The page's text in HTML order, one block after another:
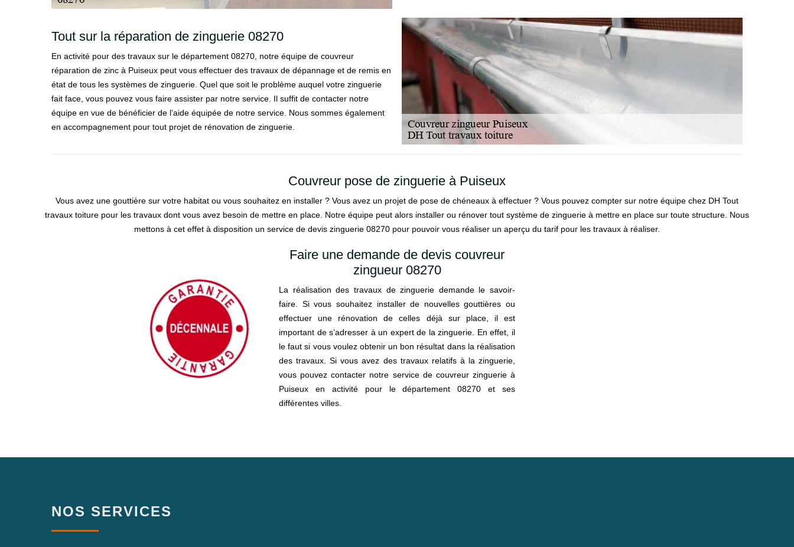
Tout sur la réparation de zinguerie 08270
En activité pour des travaux sur le département 08270, notre équipe de couvreur
réparation de zinc à Puiseux peut vous effectuer des travaux de dépannage et de remis en
état de tous les systèmes de zinguerie. Quel que soit le problème auquel votre zinguerie
fait face, vous pouvez vous faire assister par notre service. Il suffit de contacter notre
équipe en vue de bénéficier de l’aide équipée de notre service. Nous sommes également
en accompagnement pour tout projet de rénovation de zinguerie.
Couvreur pose de zinguerie à Puiseux
Vous avez une gouttière sur votre habitat ou vous souhaitez en installer ? Vous avez un projet de pose de chéneaux à effectuer ? Vous pouvez compter sur notre équipe chez DH Tout
travaux toiture pour les travaux dont vous avez besoin de mettre en place. Notre équipe peut alors installer ou rénover tout système de zinguerie à mettre en place sur toute structure. Nous
mettons à cet effet à disposition un service de devis zinguerie 08270 pour pouvoir vous réaliser un aperçu du tarif pour les travaux à réaliser.
Faire une demande de devis couvreur
zingueur 08270
La réalisation des travaux de zinguerie demande le savoir-
faire. Si vous souhaitez installer de nouvelles gouttières ou
effectuer une rénovation de celles déjà sur place, il est
important de s’adresser à un expert de la zinguerie. En effet, il
le faut si vous voulez obtenir un bon résultat dans la réalisation
des travaux. Si vous avez des travaux relatifs à la zinguerie,
vous pouvez contacter notre service de couvreur zinguerie à
Puiseux en activité pour le département 08270 et ses
différentes villes.
NOS SERVICES